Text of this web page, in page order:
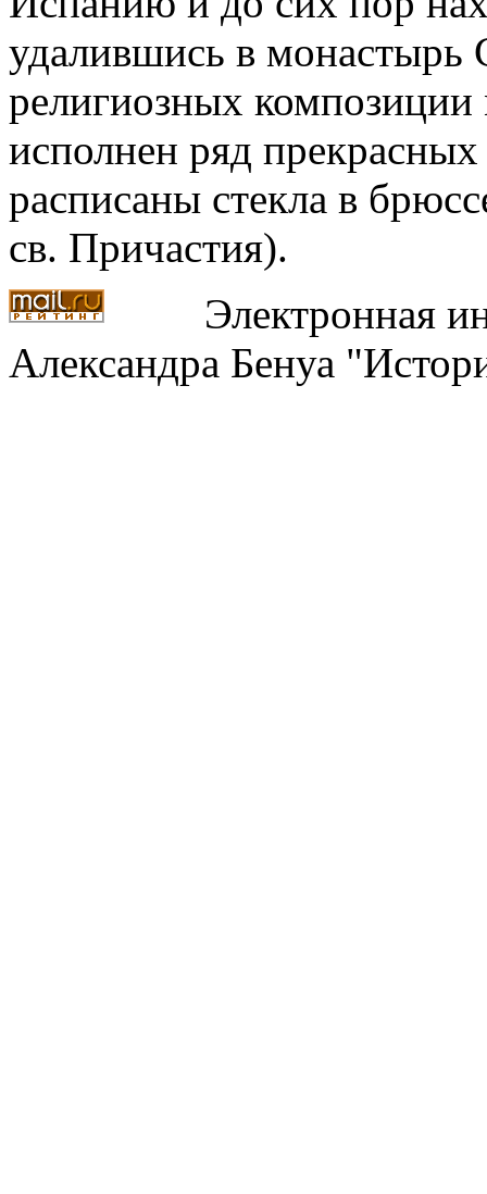
удалившись в монастырь
религиозных композиции
исполнен ряд
расписаны стекла в
св. Причастия).
Электронная
Александра Бенуа